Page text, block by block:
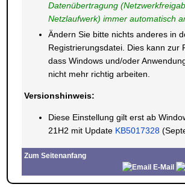
Datenübertragung
Netzlaufwerk) immer automatisch
Ändern Sie bitte nichts anderes in
Registrierungsdatei. Dies kann zur
dass Windows und/oder
nicht mehr richtig arbeiten.
Versionshinweis:
Diese Einstellung gilt erst ab
21H2 mit Update KB5017328
Zum Seitenanfang
E-Mail